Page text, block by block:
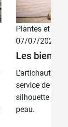
Plantes et
07/07/2026
Les
L’artichaut : le
service de
silhouette et
peau.